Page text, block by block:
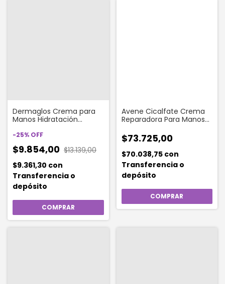
Dermaglos Crema para
Manos Hidratación
-25% OFF
$9.854,00 $13.139,00
$9.361,30 con
Transferencia o
depósito
Avene Cicalfate Crema
Reparadora Para Manos
$73.725,00
$70.038,75 con
Transferencia o
depósito